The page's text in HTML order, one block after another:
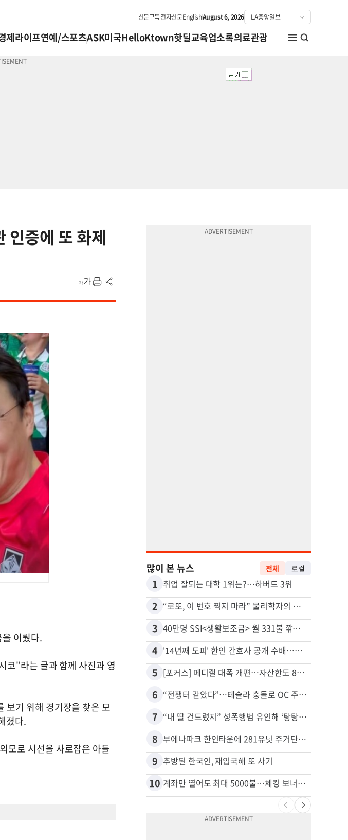
신문구독전자신문EnglishAugust 6, 2026
제라이프연예/스포츠ASK미국HelloKtown핫딜교육업소록의료관광
증에 또 화제
이뤘다.
코"라는 글과 함께 사진과 영
보기 위해 경기장을 찾은 모
졌다.
모로 시선을 사로잡은 아들
많이 본 뉴스 전체 로컬
1 취업 잘되는 대학 1위는?…하버드 3위
2 “로또, 이 번호 찍지 마라” 물리학자의 당첨금 높이는 비밀
3 40만명 SSI<생활보조금> 월 331불 깎이나
4 '14년째 도피' 한인 간호사 공개 수배…메디케어 사기 유죄
5 [포커스] 메디캘 대폭 개편…자산한도 84% 축소
6 “전쟁터 같았다”…테슬라 충돌로 OC 주택 4채 파손
7 “내 딸 건드렸지” 성폭행범 유인해 ‘탕탕’…아빠의 복수 결말
8 부에나파크 한인타운에 281유닛 주거단지 들어선다
9 추방된 한국인, 재입국해 또 사기
10 계좌만 열어도 최대 5000불…체킹 보너스 무한 경쟁